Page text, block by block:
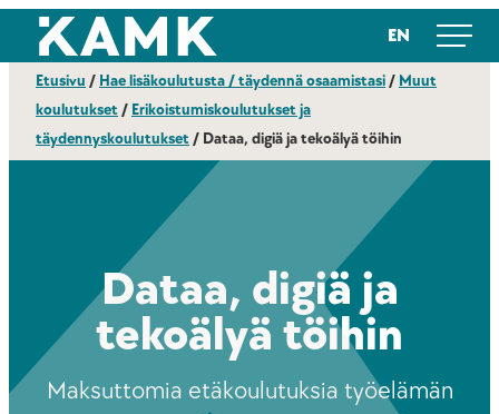
Siirry
suoraan
sisältöön
Kajaanin ammattikorkeakoulu EN
Etusivu / Hae lisäkoulutusta / täydennä osaamistasi/ Muut
koulutukset/ Erikoistumiskoulutukset ja
täydennyskoulutukset/ Dataa, digiä ja tekoälyä töihin
Dataa, digiä ja
tekoälyä töihin
Maksuttomia etäkoulutuksia työelämän